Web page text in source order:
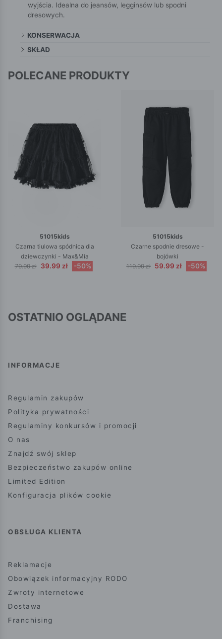
wyjścia. Idealna do jeansów, legginsów lub spodni
dresowych.
KONSERWACJA
SKŁAD
POLECANE PRODUKTY
51015kids
Czarna tiulowa spódnica dla
dziewczynki - Max&Mia
79.99 zł
39.99 zł -50%
51015kids
Czarne spodnie dresowe -
bojówki
119.99 zł 59.99 zł -50%
OSTATNIO OGLĄDANE
INFORMACJE
Regulamin zakupów
Polityka prywatności
Regulaminy konkursów i promocji
O nas
Znajdź swój sklep
Bezpieczeństwo zakupów online
Limited Edition
Konfiguracja plików cookie
OBSŁUGA KLIENTA
Reklamacje
Obowiązek informacyjny RODO
Zwroty internetowe
Dostawa
Franchising